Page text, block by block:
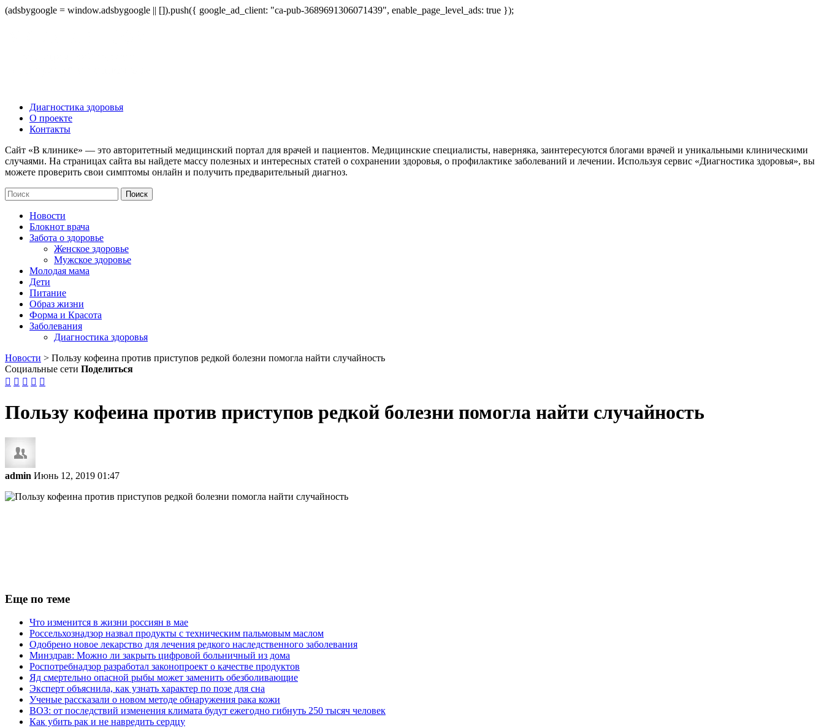
(adsbygoogle = window.adsbygoogle || []).push({ google_ad_client: "ca-pub-3689691306071439", enable_page_level_ads: true });
Диагностика здоровья
О проекте
Контакты
Сайт «В клинике» — это авторитетный медицинский портал для врачей и пациентов. Медицинские специалисты, наверняка, заинтересуются блогами врачей и уникальными клиническими
случаями. На страницах сайта вы найдете массу полезных и интересных статей о сохранении здоровья, о профилактике заболеваний и лечении. Используя сервис «Диагностика здоровья», вы
можете проверить свои симптомы онлайн и получить предварительный диагноз.
Новости
Блокнот врача
Забота о здоровье
Женское здоровье
Мужское здоровье
Молодая мама
Дети
Питание
Образ жизни
Форма и Красота
Заболевания
Диагностика здоровья
Новости > Пользу кофеина против приступов редкой болезни помогла найти случайность
Социальные сети Поделиться
    
Пользу кофеина против приступов редкой болезни помогла найти случайность
admin Июнь 12, 2019 01:47
Еще по теме
Что изменится в жизни россиян в мае
Россельхознадзор назвал продукты с техническим пальмовым маслом
Одобрено новое лекарство для лечения редкого наследственного заболевания
Минздрав: Можно ли закрыть цифровой больничный из дома
Роспотребнадзор разработал законопроект о качестве продуктов
Яд смертельно опасной рыбы может заменить обезболивающие
Эксперт объяснила, как узнать характер по позе для сна
Ученые рассказали о новом методе обнаружения рака кожи
ВОЗ: от последствий изменения климата будут ежегодно гибнуть 250 тысяч человек
Как убить рак и не навредить сердцу